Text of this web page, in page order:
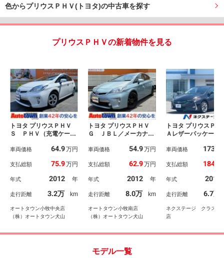
色からプリウスＰＨＶ(トヨタ)の中古車を探す
プリウスＰＨＶの新着物件を見る
トヨタ プリウスＰＨＶ
Ｓ ＰＨＶ（充電ケーブ
ｍ 禁煙車 純正ＨＤＤ
ックカメラ Ｂｌｕｅｔ
シートヒーター ＨＩＤ
ライト スマートキー
プッシュスタート 前ド
ラレコ
車両価格 64.9万円
支払総額 75.9万円
年式 2012 年
走行距離 3.2万 km
オートタウン小牧中央店
（株）オートタウン犬山
トヨタ プリウスＰＨＶ
Ｇ ＪＢＬ／メーカナビ
ＨＵＤ／禁煙／半革シー
コーダー／充電ケーブル
ｅｔｏｏｔｈオーディオ
／シートヒーター／クル
ーズコントロール／スマ
ートキ
車両価格 54.9万円
支払総額 62.9万円
年式 2012 年
走行距離 8.0万 km
オートタウン小牧南店
（株）オートタウン犬山
トヨタ プリウスＰＨ
Ａレザーパッケー
クカメラ 衝突被害
ーズ 禁煙車 レザ
ラレコ コーナーセ
ー スマートキー
Ｄヘッド ＥＴＣ２
０ 純正１７インチ
ミ
車両価格 173.1
支払総額 184.9
年式 2017
走行距離 6.7万
ネクステージ クラスポ
店
モデル一覧